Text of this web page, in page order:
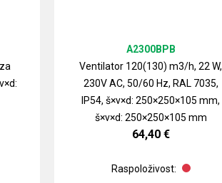
Ventilator 120(130) m3/h, 22 W,
230V AC, 50/60 Hz, RAL 7035,
IP54, š×v×d: 250×250×105 mm,
š×v×d: 250×250×105 mm
A2300BPB
64,40 €
Raspoloživost: